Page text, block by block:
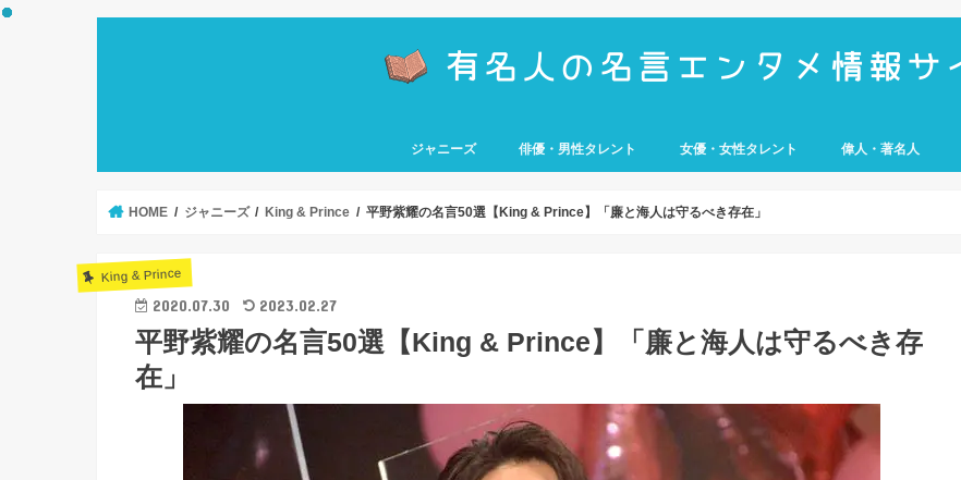
ジャニーズ 俳優・男性タレント 女優・女性タレント 偉人・著名人
HOME ジャニーズ King & Prince 平野紫耀の名言50選【King & Prince】「廉と海人は守るべき存在」
King & Prince
2020.07.30 2023.02.27
平野紫耀の名言50選【King & Prince】「廉と海人は守るべき存
在」